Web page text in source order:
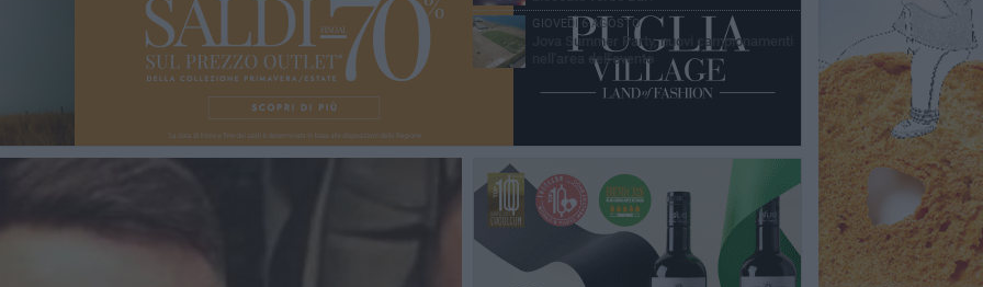
GIOVEDÌ 6 AGOSTO
Jova Summer Party, nuovi campionamenti
nell'area dell'evento